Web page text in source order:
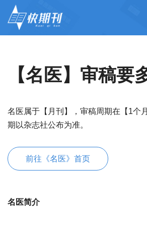
【名医】审稿要
名医属于【月刊】，审稿周期在【1个
期以杂志社公布为准。
前往《名医》首页
名医简介